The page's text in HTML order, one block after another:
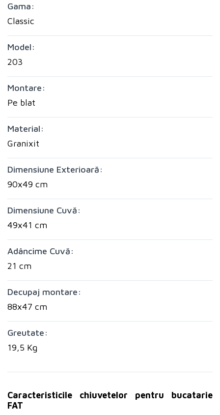
Gama:
Classic
Model:
203
Montare:
Pe blat
Material:
Granixit
Dimensiune Exterioară:
90x49 cm
Dimensiune Cuvă:
49x41 cm
Adâncime Cuvă:
21 cm
Decupaj montare:
88x47 cm
Greutate:
19,5 Kg
Caracteristicile chiuvetelor pentru bucatarie
FAT